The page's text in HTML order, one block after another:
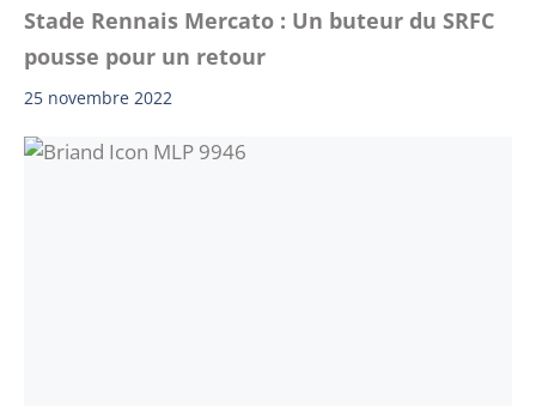
Stade Rennais Mercato : Un buteur du SRFC
pousse pour un retour
25 novembre 2022